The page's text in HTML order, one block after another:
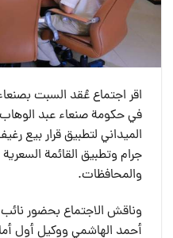
اقر اجتماع عُقد السبت بصنعاء
في حكومة صنعاء عبد الوهاب
الميداني لتطبيق قرار بيع
جرام وتطبيق القائمة
والمحافظات.
وناقش الاجتماع بحضور نائب
أحمد الهاشمي ووكيل أول